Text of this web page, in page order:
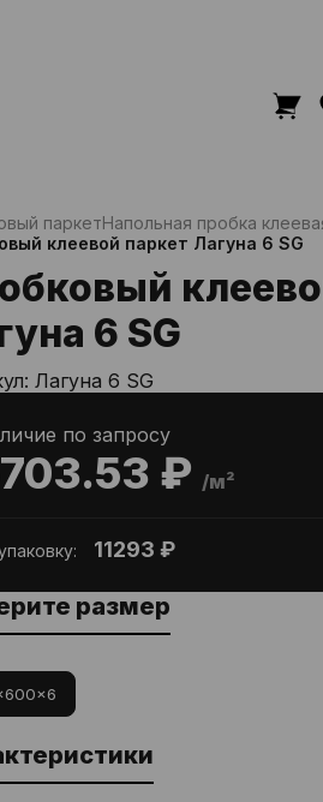
паркетНапольная пробка
клеевой паркет Лагуна 6 SG
6 SG
Лагуна 6 SG
₽ /м²
по запросу
11293 ₽
размер